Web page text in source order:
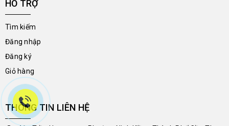
HỖ TRỢ
Tìm kiếm
Đăng nhập
Đăng ký
Giỏ hàng
THÔNG TIN LIÊN HỆ